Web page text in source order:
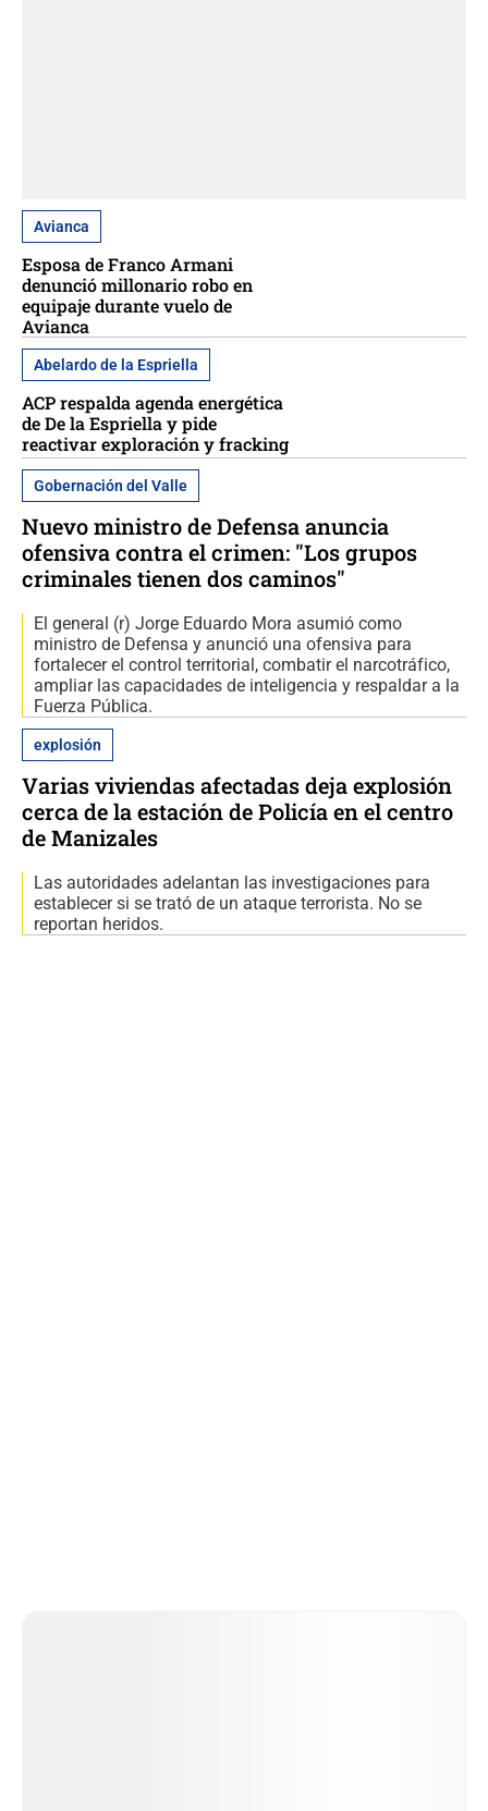
Avianca
Esposa de Franco Armani
denunció millonario robo en
equipaje durante vuelo de
Avianca
Abelardo de la Espriella
ACP respalda agenda energética
de De la Espriella y pide
reactivar exploración y fracking
Gobernación del Valle
Nuevo ministro de Defensa anuncia
ofensiva contra el crimen: "Los grupos
criminales tienen dos caminos"
El general (r) Jorge Eduardo Mora asumió como
ministro de Defensa y anunció una ofensiva para
fortalecer el control territorial, combatir el narcotráfico,
ampliar las capacidades de inteligencia y respaldar a la
Fuerza Pública.
explosión
Varias viviendas afectadas deja explosión
cerca de la estación de Policía en el centro
de Manizales
Las autoridades adelantan las investigaciones para
establecer si se trató de un ataque terrorista. No se
reportan heridos.